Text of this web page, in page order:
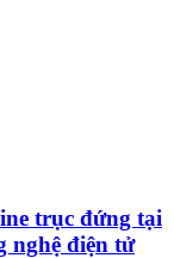
trục đứng tại
nghệ điện tử